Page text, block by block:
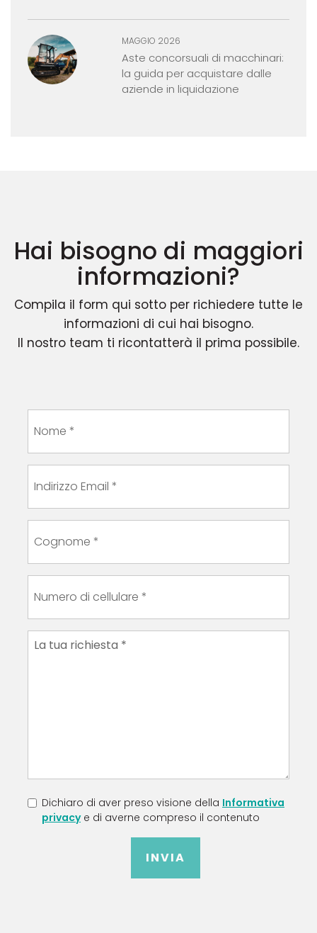
MAGGIO 2026
Aste concorsuali di macchinari:
la guida per acquistare dalle
aziende in liquidazione
Hai bisogno di maggiori
informazioni?
Compila il form qui sotto per richiedere tutte le
informazioni di cui hai bisogno.
Il nostro team ti ricontatterà il prima possibile.
Dichiaro di aver preso visione della Informativa
privacye di averne compreso il contenuto
INVIA